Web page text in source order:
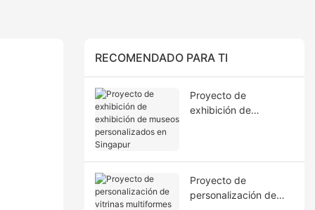
RECOMENDADO PARA TI
Proyecto de
exhibición de
Proyecto de
personalización de